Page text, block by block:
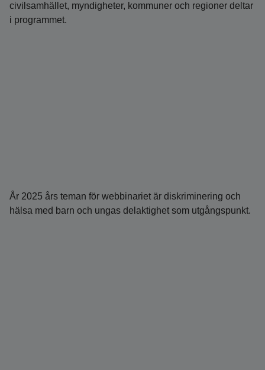
civilsamhället, myndigheter, kommuner och regioner deltar
i programmet.
År 2025 års teman för webbinariet är diskriminering och
hälsa med barn och ungas delaktighet som utgångspunkt.